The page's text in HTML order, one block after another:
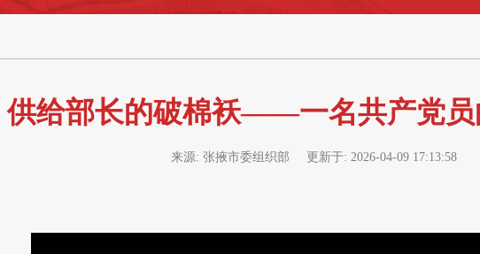
供给部长的破棉袄——一名共产党员
来源: 张掖市委组织部 更新于: 2026-04-09 17:13:58